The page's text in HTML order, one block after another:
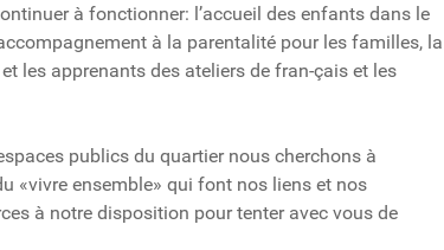
à fonctionner: l’accueil des enfants dans le
à la parentalité pour les familles, la
les apprenants des ateliers de fran-çais et les
publics du quartier nous cherchons à
«vivre ensemble» qui font nos liens et nos
à notre disposition pour tenter avec vous de